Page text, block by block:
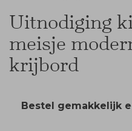
Uitnodiging
meisje
krijbord
Bestel gemakkelijk